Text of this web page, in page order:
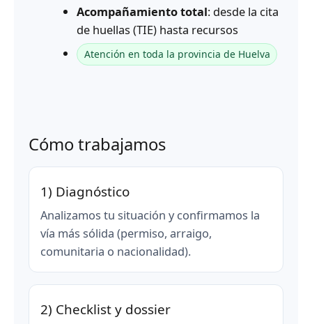
Acompañamiento total: desde la cita
de huellas (TIE) hasta recursos
Atención en toda la provincia de Huelva
Cómo trabajamos
1) Diagnóstico
Analizamos tu situación y confirmamos la
vía más sólida (permiso, arraigo,
comunitaria o nacionalidad).
2) Checklist y dossier